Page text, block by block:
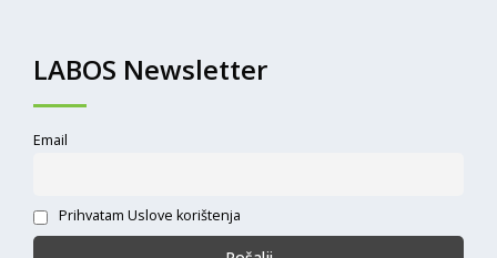
LABOS Newsletter
Email
Prihvatam Uslove korištenja